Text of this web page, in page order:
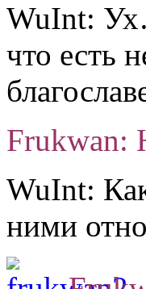
WuInt:
что есть
Frukwan:
WuInt:
ними